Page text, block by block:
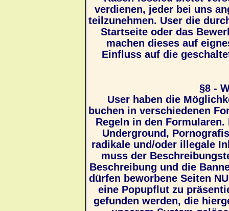
verdienen, jeder bei uns
teilzunehmen. User die
Startseite oder das
machen dieses auf
Einfluss auf die
§8 -
User haben die
buchen in verschiedenen
Regeln in den
Underground,
radikale und/oder illegale
muss der
Beschreibung und die
dürfen beworbene Seiten
eine Popupflut zu
gefunden werden, die